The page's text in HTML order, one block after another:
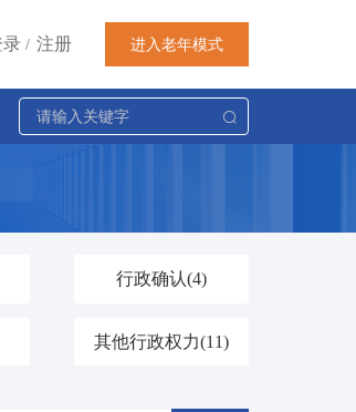
/ 注册 进入老年模式
行政确认(4)
其他行政权力(11)